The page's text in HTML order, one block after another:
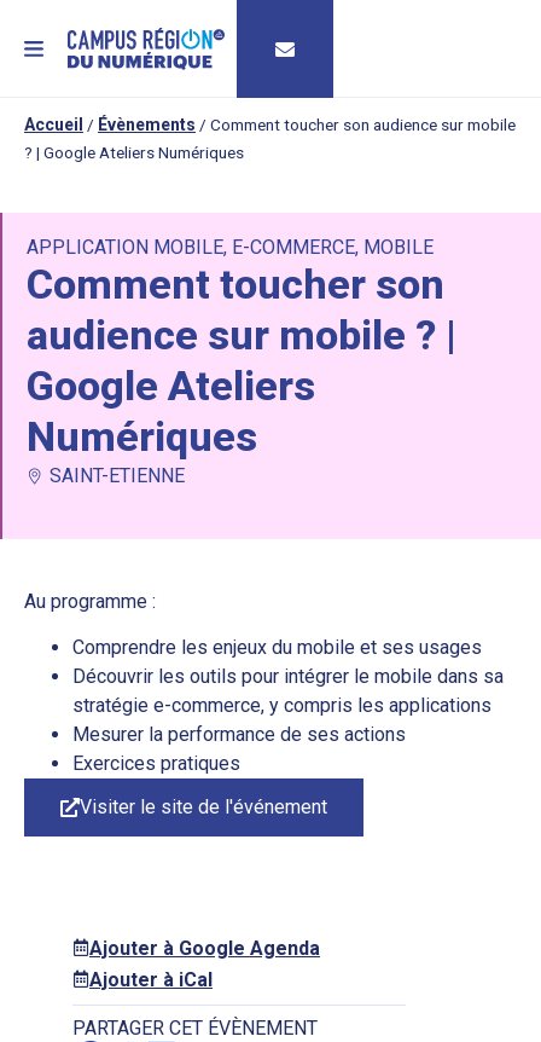
MENU
Accueil / Évènements / Comment toucher son audience sur mobile
? | Google Ateliers Numériques
APPLICATION MOBILE, E-COMMERCE, MOBILE
Comment toucher son
audience sur mobile ? |
Google Ateliers
Numériques
SAINT-ETIENNE
Au programme :
Comprendre les enjeux du mobile et ses usages
Découvrir les outils pour intégrer le mobile dans sa
stratégie e-commerce, y compris les applications
Mesurer la performance de ses actions
Exercices pratiques
Visiter le site de l'événement
Ajouter à Google Agenda
Ajouter à iCal
PARTAGER CET ÉVÈNEMENT